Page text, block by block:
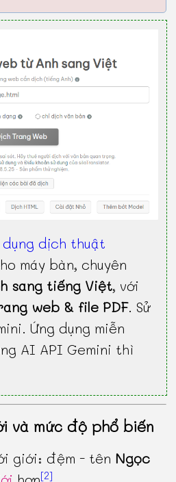
dụng dịch thuật
máy bàn, chuyên
sang tiếng Việt, với
web & file PDF. Sử
Ứng dụng miễn
AI API Gemini thì
và mức độ phổ biến
giới: đệm - tên Ngọc
[2]